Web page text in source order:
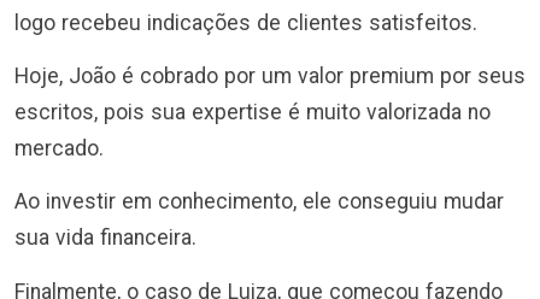
logo recebeu indicações de clientes satisfeitos.
Hoje, João é cobrado por um valor premium por seus
escritos, pois sua expertise é muito valorizada no
mercado.
Ao investir em conhecimento, ele conseguiu mudar
sua vida financeira.
Finalmente, o caso de Luiza, que começou fazendo